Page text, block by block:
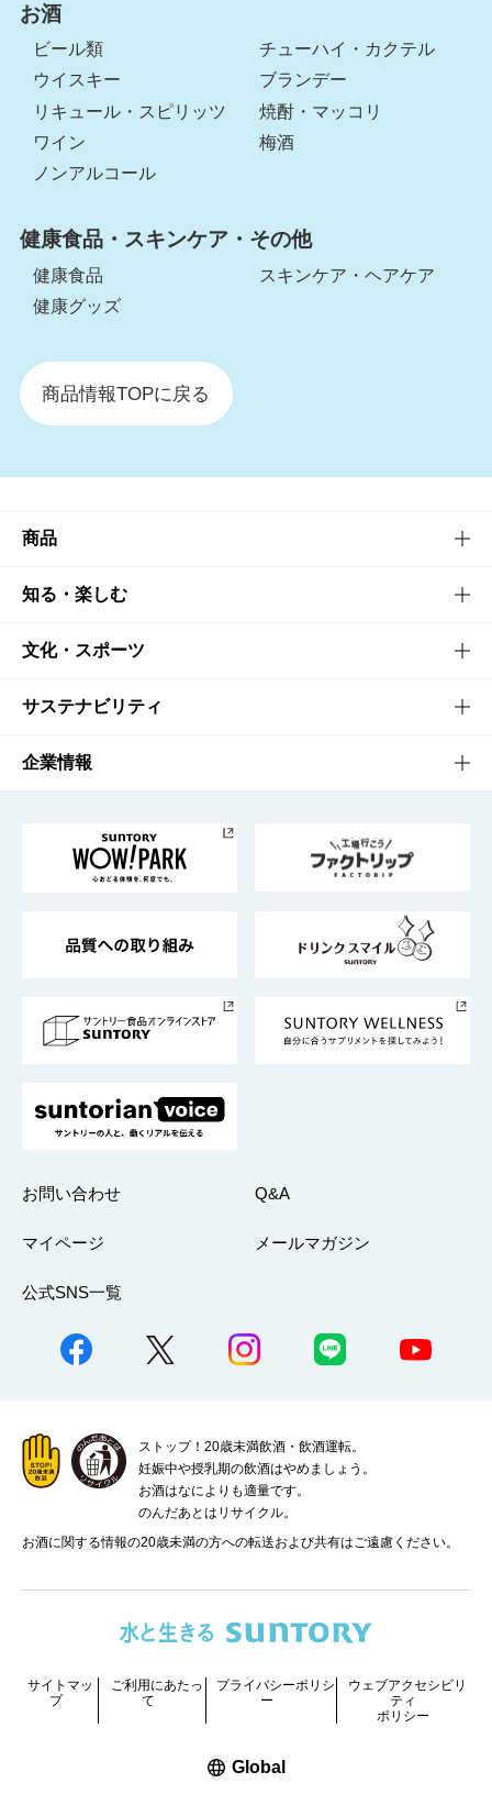
お酒
ビール類
チューハイ・カクテル
ウイスキー
ブランデー
リキュール・スピリッツ
焼酎・マッコリ
ワイン
梅酒
ノンアルコール
健康食品・スキンケア・その他
健康食品
スキンケア・ヘアケア
健康グッズ
商品情報TOPに戻る
商品
商品TOP
商品一覧
商品発売情報
栄養成分一覧
知る・楽しむ
知る・楽しむTOP
キャンペーン
工場見学
地域情報
文化・スポーツ
文化・スポーツTOP
サントリーホール
サントリーサンバーズ大阪
サステナビリティ
サステナビリティTOP
サントリーが考えるサステナビリティ経営
企業情報
企業概要
採用情報
お問い合わせ Q&A
マイページ メールマガジン
公式SNS一覧
ストップ！20歳未満飲酒・飲酒運転。
妊娠中や授乳期の飲酒はやめましょう。
お酒はなによりも適量です。
のんだあとはリサイクル。
お酒に関する情報の20歳未満の方への転送および共有はご遠慮ください。
サイトマッ
プ
ご利用にあたっ
て
プライバシーポリシ
ー
ウェブアクセシビリ
ティ
ポリシー
Global新しいウィンドウで開く